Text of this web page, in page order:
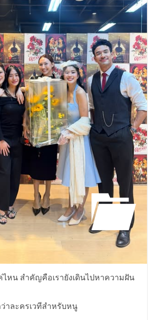
หน สำคัญคือเรายังเดินไปหาความฝัน
ว่าละครเวทีสำหรับหนู